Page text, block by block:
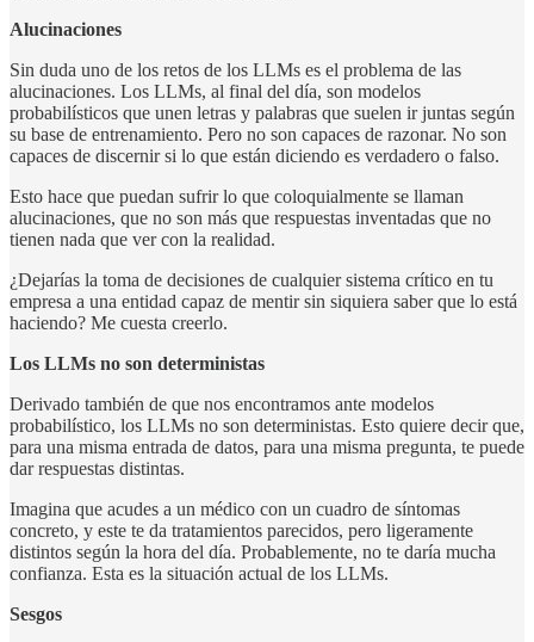
Alucinaciones
Sin duda uno de los retos de los LLMs es el problema de las
alucinaciones. Los LLMs, al final del día, son modelos
probabilísticos que unen letras y palabras que suelen ir juntas según
su base de entrenamiento. Pero no son capaces de razonar. No son
capaces de discernir si lo que están diciendo es verdadero o falso.
Esto hace que puedan sufrir lo que coloquialmente se llaman
alucinaciones, que no son más que respuestas inventadas que no
tienen nada que ver con la realidad.
¿Dejarías la toma de decisiones de cualquier sistema crítico en tu
empresa a una entidad capaz de mentir sin siquiera saber que lo está
haciendo? Me cuesta creerlo.
Los LLMs no son deterministas
Derivado también de que nos encontramos ante modelos
probabilístico, los LLMs no son deterministas. Esto quiere decir que,
para una misma entrada de datos, para una misma pregunta, te puede
dar respuestas distintas.
Imagina que acudes a un médico con un cuadro de síntomas
concreto, y este te da tratamientos parecidos, pero ligeramente
distintos según la hora del día. Probablemente, no te daría mucha
confianza. Esta es la situación actual de los LLMs.
Sesgos